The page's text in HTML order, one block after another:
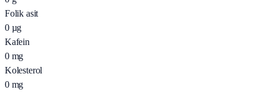
Folik asit
0 µg
Kafein
0 mg
Kolesterol
0 mg